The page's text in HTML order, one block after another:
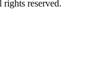
reserved.